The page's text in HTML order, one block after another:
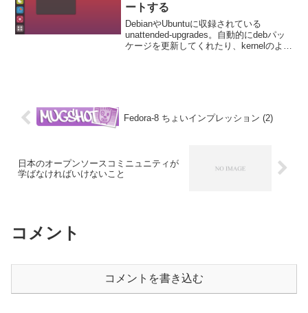
ートする
DebianやUbuntuに収録されている
unattended-upgrades。自動的にdebパッ
ケージを更新してくれたり、kernelのよう
Fedora-8 ちょいインプレッション (2)
日本のオープンソースコミニュニティが
学ばなければいけないこと
コメント
コメントを書き込む